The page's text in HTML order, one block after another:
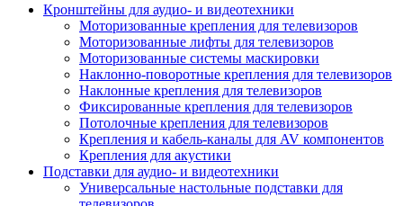
Кронштейны для аудио- и видеотехники
Моторизованные крепления для телевизоров
Моторизованные лифты для телевизоров
Моторизованные системы маскировки
Наклонно-поворотные крепления для телевизоров
Наклонные крепления для телевизоров
Фиксированные крепления для телевизоров
Потолочные крепления для телевизоров
Крепления и кабель-каналы для AV компонентов
Крепления для акустики
Подставки для аудио- и видеотехники
Универсальные настольные подставки для